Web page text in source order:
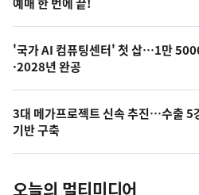
상
오
늘
의
사
진
'국가 AI 컴퓨팅센터' 첫 삽…1만
·2028년 완공
3대 메가프로젝트 신속 추진…수출 5
기반 구축
오늘의 멀티미디어